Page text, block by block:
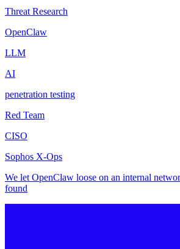
Threat Research
OpenClaw
LLM
AI
penetration testing
Red Team
CISO
Sophos X-Ops
We let OpenClaw loose on an internal
found